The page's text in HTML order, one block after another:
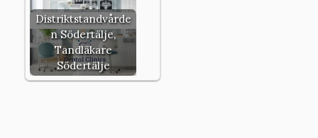
Distriktstandvårde
n Södertälje,
Tandläkare
Södertälje